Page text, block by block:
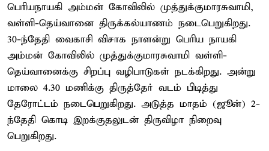
பெரியநாயகி அம்மன் கோவிலில் முத்துக்குமாரசுவாமி,
வள்ளி-தெய்வானை திருக்கல்யாணம் நடைபெறுகிறது.
30-ந்தேதி வைகாசி விசாக நாளன்று பெரிய நாயகி
அம்மன் கோவிலில் முத்துக்குமாரசுவாமி வள்ளி-
தெய்வானைக்கு சிறப்பு வழிபாடுகள் நடக்கிறது. அன்று
மாலை 4.30 மணிக்கு திருத்தேர் வடம் பிடித்து
தேரோட்டம் நடைபெறுகிறது. அடுத்த மாதம் (ஜூன்) 2-
ந்தேதி கொடி இறக்குதலுடன் திருவிழா நிறைவு
பெறுகிறது.